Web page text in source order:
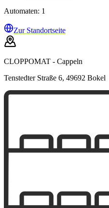
Automaten: 1
Zur Standortseite
CLOPPOMAT - Cappeln
Tenstedter Straße 6, 49692 Bokel